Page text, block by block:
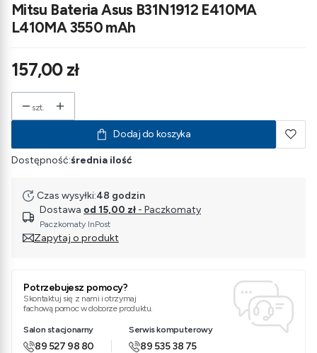
Mitsu Bateria Asus B31N1912 E410MA
L410MA 3550 mAh
Cena
157,00 zł
szt.
Dodaj do koszyka
Dostępność:średnia ilość
Czas wysyłki:48 godzin
Dostawa od 15,00 zł - Paczkomaty
Paczkomaty InPost
Zapytaj o produkt
Potrzebujesz pomocy?
Skontaktuj się z nami i otrzymaj
fachową pomoc w doborze produktu.
Salon stacjonarny
89 527 98 80
Serwis komputerowy
89 535 38 75